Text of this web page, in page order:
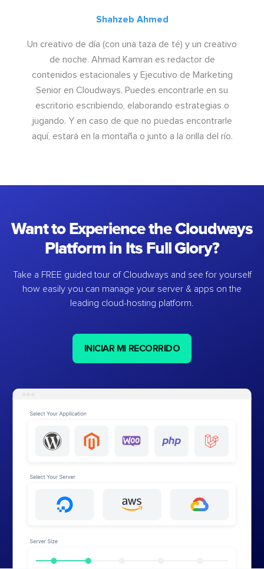
Shahzeb Ahmed
Un creativo de día (con una taza de té) y un creativo
de noche. Ahmad Kamran es redactor de
contenidos estacionales y Ejecutivo de Marketing
Senior en Cloudways. Puedes encontrarle en su
escritorio escribiendo, elaborando estrategias o
jugando. Y en caso de que no puedas encontrarle
aquí, estará en la montaña o junto a la orilla del río.
Want to Experience the Cloudways
Platform in Its Full Glory?
Take a FREE guided tour of Cloudways and see for yourself
how easily you can manage your server & apps on the
leading cloud-hosting platform.
INICIAR MI RECORRIDO